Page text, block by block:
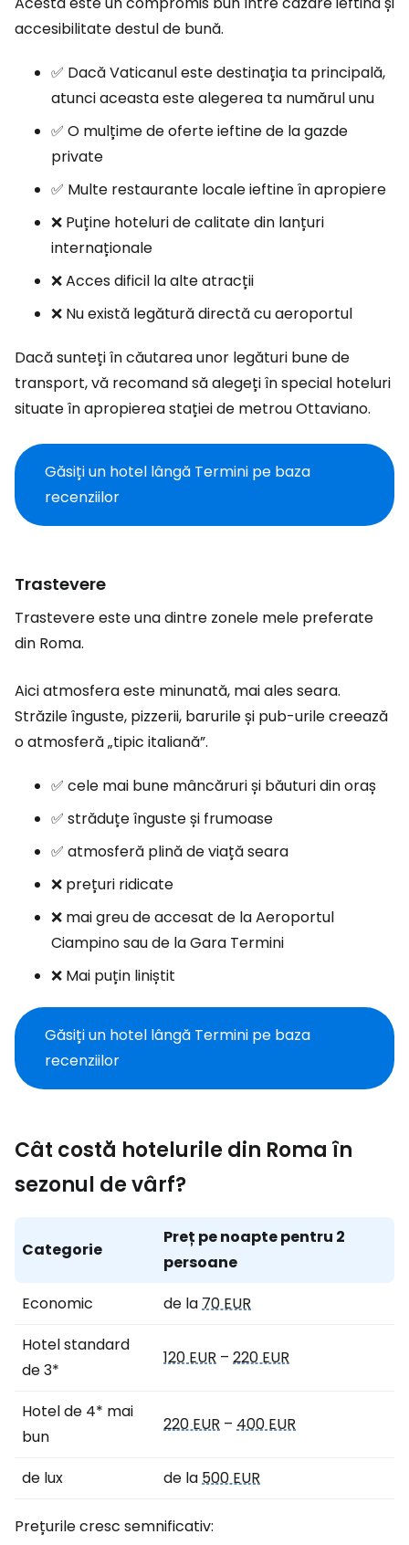
accesibilitate destul de bună.
✅ Dacă Vaticanul este destinația ta principală,
atunci aceasta este alegerea ta numărul unu
✅ O mulțime de oferte ieftine de la gazde
private
✅ Multe restaurante locale ieftine în apropiere
❌ Puține hoteluri de calitate din lanțuri
internaționale
❌ Acces dificil la alte atracții
❌ Nu există legătură directă cu aeroportul
Dacă sunteți în căutarea unor legături bune de
transport, vă recomand să alegeți în special hoteluri
situate în apropierea stației de metrou Ottaviano.
Găsiți un hotel lângă Termini pe baza
recenziilor
Trastevere
Trastevere este una dintre zonele mele preferate
din Roma.
Aici atmosfera este minunată, mai ales seara.
Străzile înguste, pizzerii, barurile și pub-urile creează
o atmosferă „tipic italiană”.
✅ cele mai bune mâncăruri și băuturi din oraș
✅ străduțe înguste și frumoase
✅ atmosferă plină de viață seara
❌ prețuri ridicate
❌ mai greu de accesat de la Aeroportul
Ciampino sau de la Gara Termini
❌ Mai puțin liniștit
Găsiți un hotel lângă Termini pe baza
recenziilor
Cât costă hotelurile din Roma în
sezonul de vârf?
Categorie
Preț pe noapte pentru 2
persoane
Economic
de la70 EUR
Hotel standard
de 3*
120 EUR – 220 EUR
Hotel de 4* mai
bun
220 EUR – 400 EUR
de lux de la500 EUR
Prețurile cresc semnificativ: